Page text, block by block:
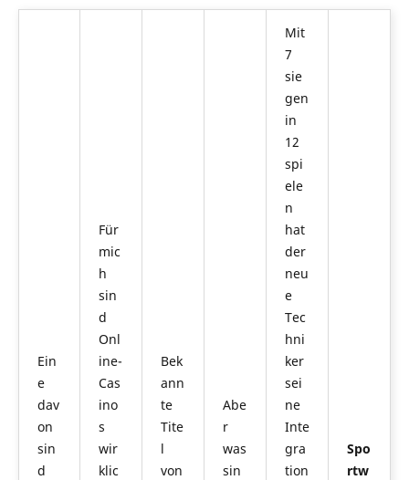
Ein
e
dav
on
sin
d
Für
mic
h
sin
d
Onl
ine-
Cas
ino
s
wir
klic
Bek
ann
te
Tite
l
von
Abe
r
was
sin
Mit
7
sie
gen
in
12
spi
ele
n
hat
der
neu
e
Tec
hni
ker
sei
ne
Inte
gra
tion
Spo
rtw